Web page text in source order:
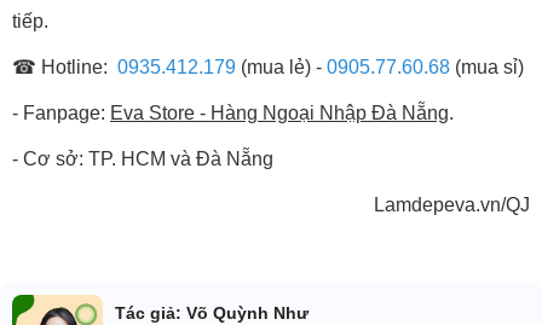
tiếp.
☎ Hotline: 0935.412.179 (mua lẻ) - 0905.77.60.68 (mua sỉ)
- Fanpage: Eva Store - Hàng Ngoại Nhập Đà Nẵng.
- Cơ sở: TP. HCM và Đà Nẵng
Lamdepeva.vn/QJ
Tác giả: Võ Quỳnh Như